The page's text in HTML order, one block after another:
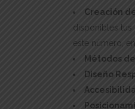
Creación
disponibles tus
este número,
Métodos
Diseño